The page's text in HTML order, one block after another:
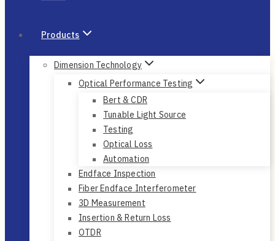
Products
Dimension Technology
Optical Performance Testing
Bert & CDR
Tunable Light Source
Testing
Optical Loss
Automation
Endface Inspection
Fiber Endface Interferometer
3D Measurement
Insertion & Return Loss
OTDR